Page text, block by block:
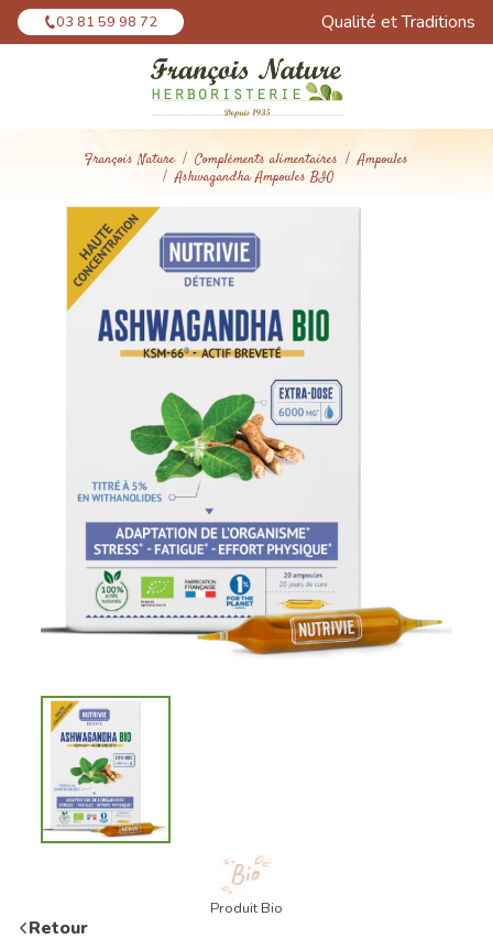
03 81 59 98 72 Qualité et Traditions
François Nature Compléments alimentaires
Ampoules
Ashwagandha Ampoules BIO
Produit Bio
Retour
Panneau de gestion des cookies